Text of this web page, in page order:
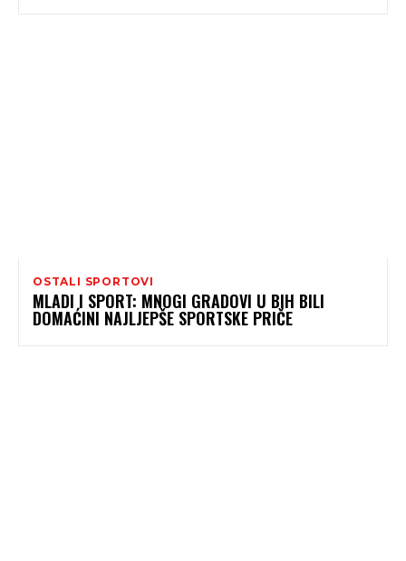
OSTALI SPORTOVI
MLADI I SPORT: MNOGI GRADOVI U BIH BILI
DOMAĆINI NAJLJEPŠE SPORTSKE PRIČE